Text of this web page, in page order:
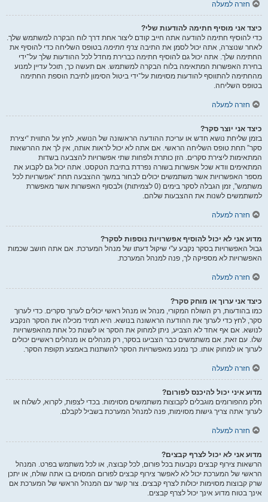
חזרה למעלה
כיצד אני מוסיף חתימה להודעות שלי?
כדי להוסיף חתימה להודעה אתה חייב קודם ליצור אחת דרך לוח הבקרה למשתמש שלך.
לאחר שנוצרה, אתה יכול לסמן את התיבה צרף חתימה בטופס השליחה כדי להוסיף את
החתימה שלך. אתה יכול גם להוסיף חתימה כברירת מחדל לכל ההודעות שלך על־ידי
בחירת האפשרות המתאימה בלוח הבקרה למשתמש. אם תעשה כך, תוכל עדיין למנוע
מהחתימה להתווסף להודעות מסוימות על־ידי ביטול הסימון לתיבת הוספת החתימה
בטופס השליחה.
חזרה למעלה
כיצד אני יוצר סקר?
בזמן שליחת נושא חדש או עריכת ההודעה הראשונה של הנושא, לחץ על התווית “יצירת
סקר” תחת טופס השליחה הראשי. אם אתה לא יכול לראות אותה, אין לך את ההרשאות
המתאימות ליצירת סקרים. הזן כותרת ולפחות שתי אפשרויות להצבעה בשדות
המתאימים וודא שכל אפשרות בשורה נפרדת בתיבת הטקסט. אתה יכול גם לקבוע את
מספר האפשרויות אשר משתמשים יכולים לבחור במשך ההצבעה תחת “אפשרויות לכל
משתמש”, זמן הגבלה לסקר בימים (0 לצמיתות) ולבסוף האפשרות אשר מאפשרת
למשתמשים לשנות את ההצבעות שלהם.
חזרה למעלה
מדוע אני לא יכול להוסיף אפשרויות נוספות לסקר?
גבול האפשרויות בסקר נקבע ע"י שיקול דעתו של מנהל המערכת. אם אתה חושב שכמות
האפשרויות לא מספיקה לך, פנה למנהל המערכת.
חזרה למעלה
כיצד אני ערוך או מוחק סקר?
כמו בהודעות, רק השולח המקורי, מנהל או מנהל ראשי יכולים לערוך סקרים. כדי לערוך
סקר, לחץ כדי לערוך את ההודעה הראשונה בנושא. היא תמיד מכילה את הסקר הנקבע
לנושא. אם אף אחד לא הצביע, ניתן למחוק את הסקר או לשנות כל אחת מהאפשרויות
שלו. עם זאת, אם משתמשים כבר הצביעו בסקר, רק מנהלים או מנהלים ראשיים יכולים
לערוך או למחוק אותו. כך נמנע מאפשרויות הסקר להשתנות באמצע תקופת הסקר.
חזרה למעלה
מדוע איני יכול להיכנס לפורום?
חלק מהפורומים מוגבלים לקבוצות משתמשים מסוימות. בכדי לצפות, לקרוא, לשלוח או
לערוך אתה צריך גישות מסוימות, פנה למנהל המערכת בשביל לקבלם.
חזרה למעלה
מדוע אני לא יכול לצרף קבצים?
הרשאות צירוף קבצים נקבעות בכל פורום, לכל קבוצה, או לכל משתמש בפרט. המנהל
הראשי של המערכת יכול לא לאפשר צירוף קבצים לפורום המסוים בו אתה שולח, או יתכן
שרק קבוצות מסוימות יכולות לצרף קבצים. צור קשר עם המנהל הראשי של המערכת אם
אינך בטוח מדוע אינך יכול לצרף קבצים.